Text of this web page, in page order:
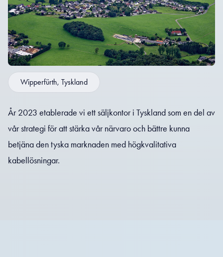
Wipperfürth, Tyskland
År 2023 etablerade vi ett säljkontor i Tyskland som en del av
vår strategi för att stärka vår närvaro och bättre kunna
betjäna den tyska marknaden med högkvalitativa
kabellösningar.